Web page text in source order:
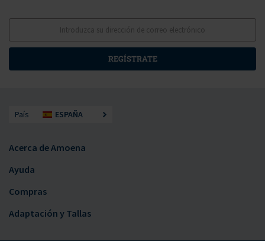
REGÍSTRATE
País ESPAÑA
Acerca de Amoena
Ayuda
Compras
Adaptación y Tallas